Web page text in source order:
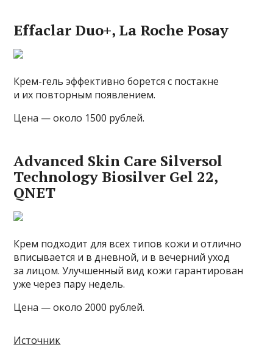
Effaclar Duo+, La Roche Posay
Крем-гель эффективно борется с постакне
и их повторным появлением.
Цена — около 1500 рублей.
Advanced Skin Care Silversol
Technology Biosilver Gel 22,
QNET
Крем подходит для всех типов кожи и отлично
вписывается и в дневной, и в вечерний уход
за лицом. Улучшенный вид кожи гарантирован
уже через пару недель.
Цена — около 2000 рублей.
Источник